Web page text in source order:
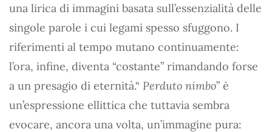
una lirica di immagini basata sull’essenzialità delle
singole parole i cui legami spesso sfuggono. I
riferimenti al tempo mutano continuamente:
l’ora, infine, diventa “costante” rimandando forse
a un presagio di eternità.“ Perduto nimbo” è
un’espressione ellittica che tuttavia sembra
evocare, ancora una volta, un’immagine pura: